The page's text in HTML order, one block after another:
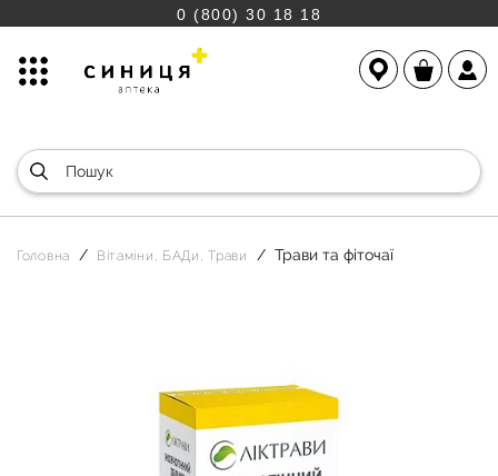
0 (800) 30 18 18
Головна Вітаміни, БАДи, Трави Трави та фіточаї